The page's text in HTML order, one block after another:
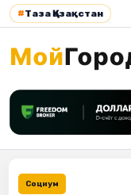
#Таза Қазақстан
Социум